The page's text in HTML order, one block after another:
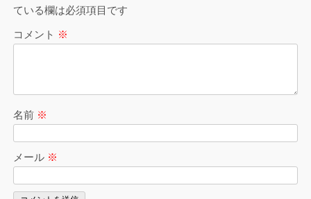
ている欄は必須項目です
コメント ※
名前 ※
メール ※